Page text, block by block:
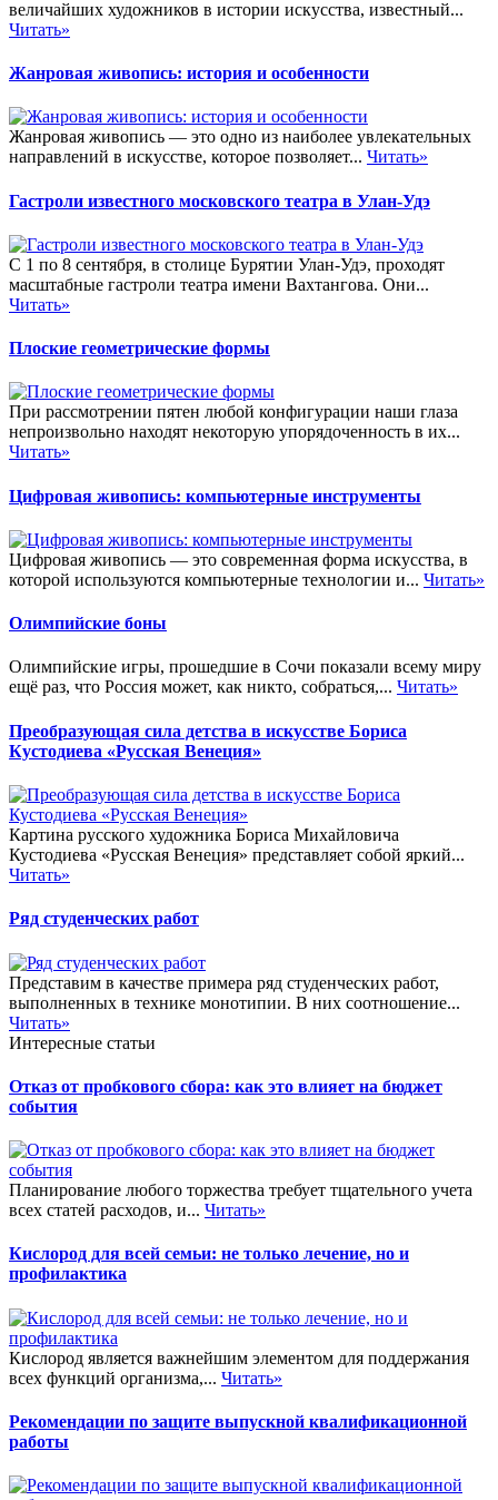
величайших художников в истории искусства, известный...
Читать»
Жанровая живопись: история и особенности
Жанровая живопись — это одно из наиболее увлекательных
направлений в искусстве, которое позволяет... Читать»
Гастроли известного московского театра в Улан-Удэ
С 1 по 8 сентября, в столице Бурятии Улан-Удэ, проходят
масштабные гастроли театра имени Вахтангова. Они...
Читать»
Плоские геометрические формы
При рассмотрении пятен любой конфигурации наши глаза
непроизвольно находят некоторую упорядоченность в их...
Читать»
Цифровая живопись: компьютерные инструменты
Цифровая живопись — это современная форма искусства, в
которой используются компьютерные технологии и... Читать»
Олимпийские боны
Олимпийские игры, прошедшие в Сочи показали всему миру
ещё раз, что Россия может, как никто, собраться,... Читать»
Преобразующая сила детства в искусстве Бориса
Кустодиева «Русская Венеция»
Картина русского художника Бориса Михайловича
Кустодиева «Русская Венеция» представляет собой яркий...
Читать»
Ряд студенческих работ
Представим в качестве примера ряд студенческих работ,
выполненных в технике монотипии. В них соотношение...
Читать»
Интересные статьи
Отказ от пробкового сбора: как это влияет на бюджет
события
Планирование любого торжества требует тщательного учета
всех статей расходов, и... Читать»
Кислород для всей семьи: не только лечение, но и
профилактика
Кислород является важнейшим элементом для поддержания
всех функций организма,... Читать»
Рекомендации по защите выпускной квалификационной
работы